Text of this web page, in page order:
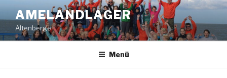
Inhalt
springen
AMELANDLAGER
Altenberge
Menü